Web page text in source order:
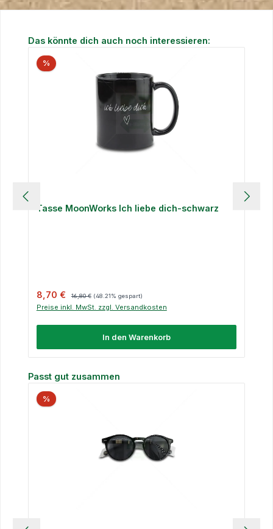
Produktgalerie überspringen
Das könnte dich auch noch interessieren:
%
Tasse MoonWorks Ich liebe dich-schwarz
Verkaufspreis:
8,70 € 16,80 € (48.21% gespart)
Preise inkl. MwSt. zzgl. Versandkosten
In den Warenkorb
Produktgalerie überspringen
Passt gut zusammen
%